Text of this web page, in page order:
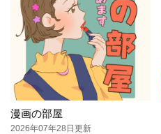
漫画の部屋
2026年07年28日更新